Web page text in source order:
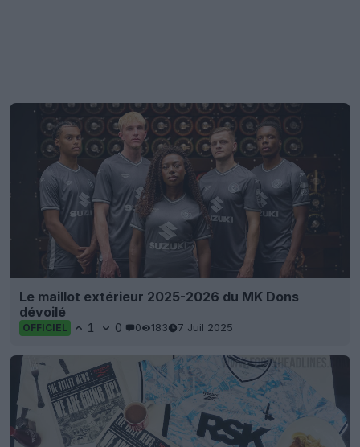
Le maillot extérieur 2025-2026 du MK Dons
dévoilé
OFFICIEL 1 0 0 183 7 Juil 2025